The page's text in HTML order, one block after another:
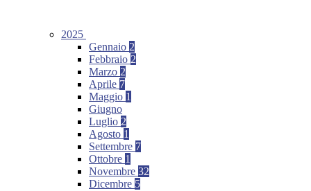
2025
Gennaio 2
Febbraio 2
Marzo 2
Aprile 7
Maggio 1
Giugno
Luglio 2
Agosto 1
Settembre 7
Ottobre 1
Novembre 32
Dicembre 5